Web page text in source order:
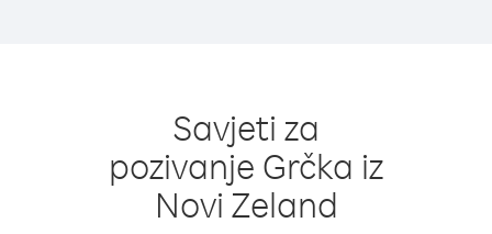
Savjeti za
pozivanje Grčka iz
Novi Zeland